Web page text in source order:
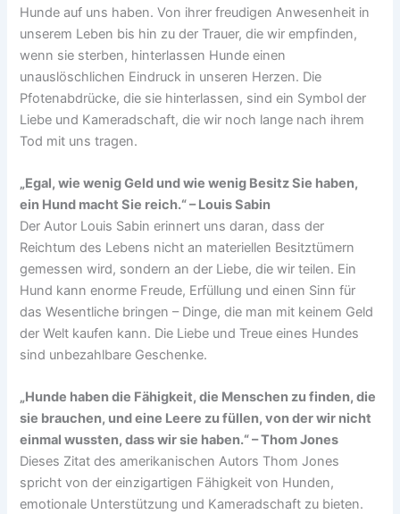
Hunde auf uns haben. Von ihrer freudigen Anwesenheit in
unserem Leben bis hin zu der Trauer, die wir empfinden,
wenn sie sterben, hinterlassen Hunde einen
unauslöschlichen Eindruck in unseren Herzen. Die
Pfotenabdrücke, die sie hinterlassen, sind ein Symbol der
Liebe und Kameradschaft, die wir noch lange nach ihrem
Tod mit uns tragen.
„Egal, wie wenig Geld und wie wenig Besitz Sie haben,
ein Hund macht Sie reich.“ – Louis Sabin
Der Autor Louis Sabin erinnert uns daran, dass der
Reichtum des Lebens nicht an materiellen Besitztümern
gemessen wird, sondern an der Liebe, die wir teilen. Ein
Hund kann enorme Freude, Erfüllung und einen Sinn für
das Wesentliche bringen – Dinge, die man mit keinem Geld
der Welt kaufen kann. Die Liebe und Treue eines Hundes
sind unbezahlbare Geschenke.
„Hunde haben die Fähigkeit, die Menschen zu finden, die
sie brauchen, und eine Leere zu füllen, von der wir nicht
einmal wussten, dass wir sie haben.“ – Thom Jones
Dieses Zitat des amerikanischen Autors Thom Jones
spricht von der einzigartigen Fähigkeit von Hunden,
emotionale Unterstützung und Kameradschaft zu bieten.